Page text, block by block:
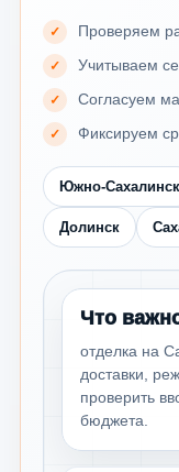
Проверяем
Учитываем
Согласуем
Фиксируем
Южно-Сахалинск
Долинск
Что
отделка на
доставки,
проверить
бюджета.